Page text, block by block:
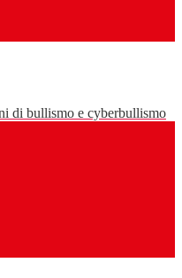
di bullismo e cyberbullismo